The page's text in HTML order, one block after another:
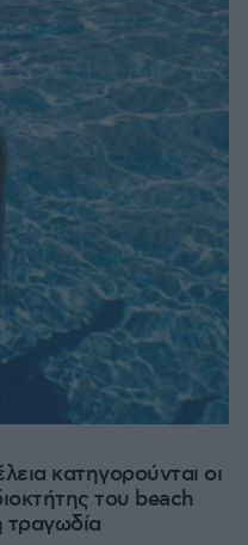
κατηγορούνται οι
του beach